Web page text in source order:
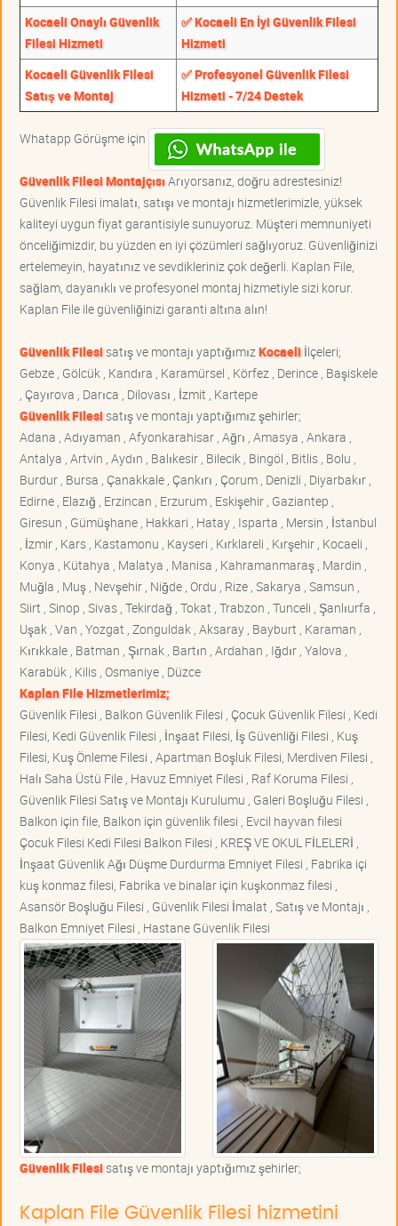
Kocaeli Onaylı Güvenlik
Filesi Hizmeti
✅ Kocaeli En İyi Güvenlik Filesi
Hizmeti
Kocaeli Güvenlik Filesi
Satış ve Montaj
✅ Profesyonel Güvenlik Filesi
Hizmeti - 7/24 Destek
Whatapp Görüşme için
Güvenlik Filesi MontajçısıArıyorsanız, doğru adrestesiniz!
Güvenlik Filesi imalatı, satışı ve montajı hizmetlerimizle, yüksek
kaliteyi uygun fiyat garantisiyle sunuyoruz. Müşteri memnuniyeti
önceliğimizdir, bu yüzden en iyi çözümleri sağlıyoruz. Güvenliğinizi
ertelemeyin, hayatınız ve sevdikleriniz çok değerli. Kaplan File,
sağlam, dayanıklı ve profesyonel montaj hizmetiyle sizi korur.
Kaplan File ile güvenliğinizi garanti altına alın!
Güvenlik Filesisatış ve montajı yaptığımız Kocaeli İlçeleri;
Gebze , Gölcük , Kandıra , Karamürsel , Körfez , Derince , Başiskele
, Çayırova , Darıca , Dilovası , İzmit , Kartepe
Güvenlik Filesisatış ve montajı yaptığımız şehirler;
Adana , Adıyaman , Afyonkarahisar , Ağrı , Amasya , Ankara ,
Antalya , Artvin , Aydın , Balıkesir , Bilecik , Bingöl , Bitlis , Bolu ,
Burdur , Bursa , Çanakkale , Çankırı , Çorum , Denizli , Diyarbakır ,
Edirne , Elazığ , Erzincan , Erzurum , Eskişehir , Gaziantep ,
Giresun , Gümüşhane , Hakkari , Hatay , Isparta , Mersin , İstanbul
, İzmir , Kars , Kastamonu , Kayseri , Kırklareli , Kırşehir , Kocaeli ,
Konya , Kütahya , Malatya , Manisa , Kahramanmaraş , Mardin ,
Muğla , Muş , Nevşehir , Niğde , Ordu , Rize , Sakarya , Samsun ,
Siirt , Sinop , Sivas , Tekirdağ , Tokat , Trabzon , Tunceli , Şanlıurfa ,
Uşak , Van , Yozgat , Zonguldak , Aksaray , Bayburt , Karaman ,
Kırıkkale , Batman , Şırnak , Bartın , Ardahan , Iğdır , Yalova ,
Karabük , Kilis , Osmaniye , Düzce
Kaplan File Hizmetlerimiz;
Güvenlik Filesi , Balkon Güvenlik Filesi , Çocuk Güvenlik Filesi , Kedi
Filesi, Kedi Güvenlik Filesi , İnşaat Filesi, İş Güvenliği Filesi , Kuş
Filesi, Kuş Önleme Filesi , Apartman Boşluk Filesi, Merdiven Filesi ,
Halı Saha Üstü File , Havuz Emniyet Filesi , Raf Koruma Filesi ,
Güvenlik Filesi Satış ve Montajı Kurulumu , Galeri Boşluğu Filesi ,
Balkon için file, Balkon için güvenlik filesi , Evcil hayvan filesi
Çocuk Filesi Kedi Filesi Balkon Filesi , KREŞ VE OKUL FİLELERİ ,
İnşaat Güvenlik Ağı Düşme Durdurma Emniyet Filesi , Fabrika içi
kuş konmaz filesi, Fabrika ve binalar için kuşkonmaz filesi ,
Asansör Boşluğu Filesi , Güvenlik Filesi İmalat , Satış ve Montajı ,
Balkon Emniyet Filesi , Hastane Güvenlik Filesi
Güvenlik Filesisatış ve montajı yaptığımız şehirler;
Kaplan File Güvenlik Filesi hizmetini